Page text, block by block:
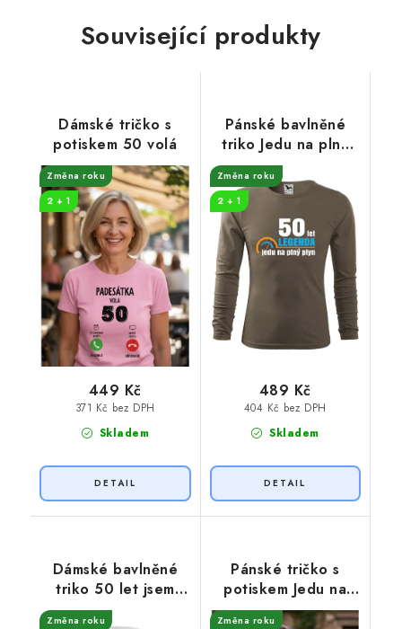
Související produkty
Dámské tričko s
potiskem 50 volá
Změna roku
2 + 1
Skladem
371 Kč bez DPH
449 Kč
Pánské bavlněné
triko Jedu na plný
plyn
Změna roku
2 + 1
Skladem
404 Kč bez DPH
489 Kč
Dámské bavlněné
triko 50 let jsem
královna
Změna roku
Pánské tričko s
potiskem Jedu na
plný plyn
Změna roku